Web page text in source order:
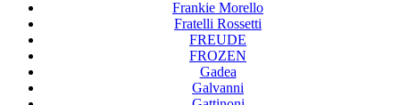
Frankie Morello
Fratelli Rossetti
FREUDE
FROZEN
Gadea
Galvanni